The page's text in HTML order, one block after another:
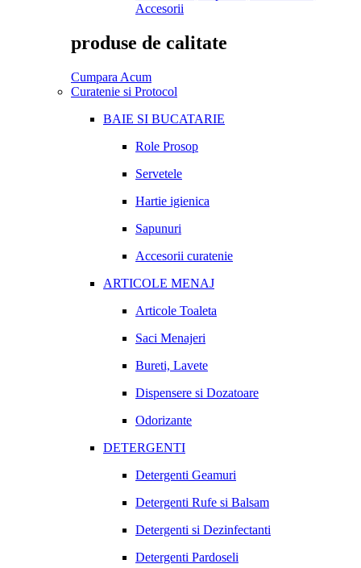
Accesorii
produse de calitate
Cumpara Acum
Curatenie si Protocol
BAIE SI BUCATARIE
Role Prosop
Servetele
Hartie igienica
Sapunuri
Accesorii curatenie
ARTICOLE MENAJ
Articole Toaleta
Saci Menajeri
Bureti, Lavete
Dispensere si Dozatoare
Odorizante
DETERGENTI
Detergenti Geamuri
Detergenti Rufe si Balsam
Detergenti si Dezinfectanti
Detergenti Pardoseli